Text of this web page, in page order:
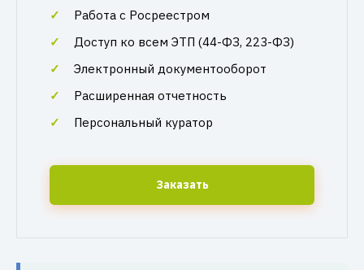
Работа с Росреестром
Доступ ко всем ЭТП (44-ФЗ, 223-ФЗ)
Электронный документооборот
Расширенная отчетность
Персональный куратор
Заказать